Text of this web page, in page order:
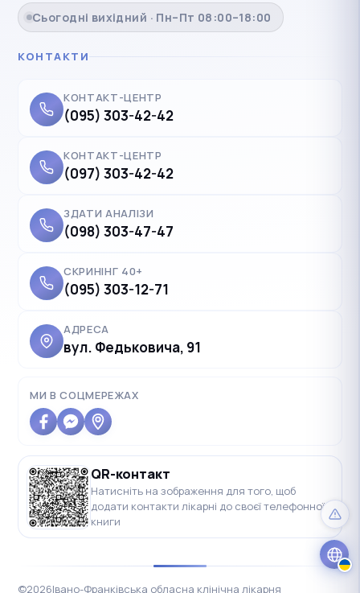
Français
English
Сьогодні вихідний · Пн–Пт 08:00–18:00
КОНТАКТИ
КОНТАКТ-ЦЕНТР
(095) 303-42-42
КОНТАКТ-ЦЕНТР
(097) 303-42-42
ЗДАТИ АНАЛІЗИ
(098) 303-47-47
СКРИНІНГ 40+
(095) 303-12-71
АДРЕСА
вул. Федьковича, 91
МИ В СОЦМЕРЕЖАХ
QR-контакт
Натисніть на зображення для того, щоб
додати контакти лікарні до своєї телефонної
книги
©2026Івано-Франківська обласна клінічна лікарня